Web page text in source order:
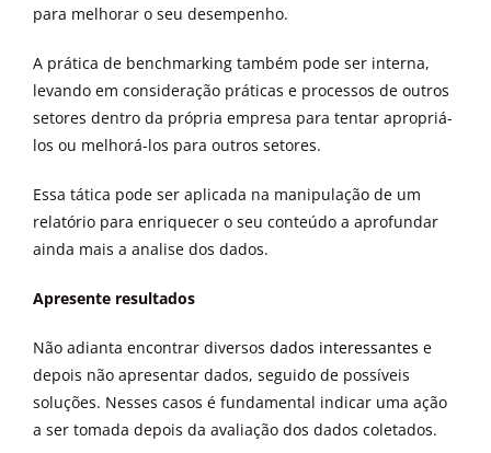
para melhorar o seu desempenho.
A prática de benchmarking também pode ser interna,
levando em consideração práticas e processos de outros
setores dentro da própria empresa para tentar apropriá-
los ou melhorá-los para outros setores.
Essa tática pode ser aplicada na manipulação de um
relatório para enriquecer o seu conteúdo a aprofundar
ainda mais a analise dos dados.
Apresente resultados
Não adianta encontrar diversos dados interessantes e
depois não apresentar dados, seguido de possíveis
soluções. Nesses casos é fundamental indicar uma ação
a ser tomada depois da avaliação dos dados coletados.